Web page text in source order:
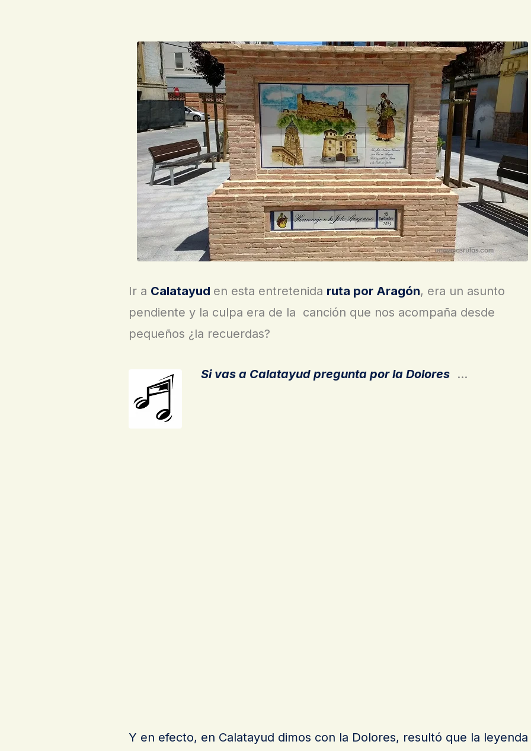
Ir a Calatayud en esta entretenida ruta por Aragón, era un asunto
pendiente y la culpa era de la canción que nos acompaña desde
pequeños ¿la recuerdas?
Si vas a Calatayud pregunta por la Dolores …
Y en efecto, en Calatayud dimos con la Dolores, resultó que la leyenda